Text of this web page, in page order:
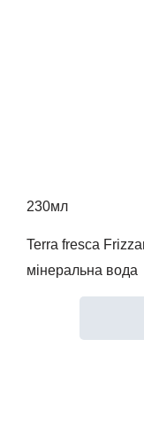
230мл
Terra fresca
мінеральна вода